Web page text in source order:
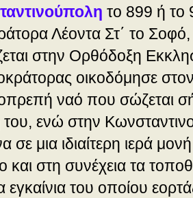
το 899 ή το
Λέοντα Στ΄ το
στην Ορθόδοξη
οικοδόμησε
ναό που σώζεται
ενώ στην
σε μια ιδιαίτερη ιερά
και στη συνέχεια τα
εγκαίνια του οποίου